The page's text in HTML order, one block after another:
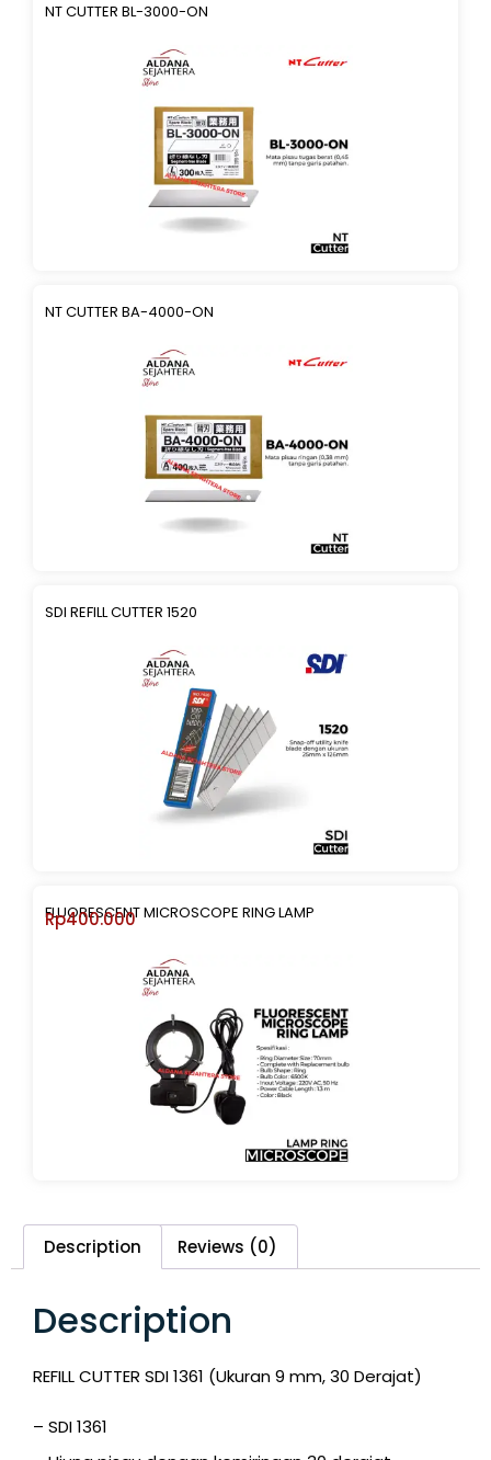
NT CUTTER BL-3000-ON
NT CUTTER BA-4000-ON
SDI REFILL CUTTER 1520
FLUORESCENT MICROSCOPE RING LAMP
Rp400.000
Description Reviews (0)
Description
REFILL CUTTER SDI 1361 (Ukuran 9 mm, 30 Derajat)
– SDI 1361